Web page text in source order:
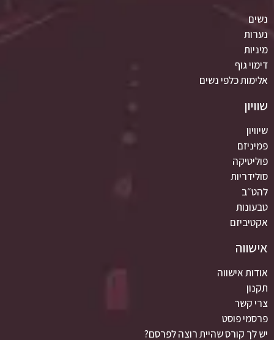
נשים
נערות
מיניות
דימוי גוף
אלימות כלפי נשים
שוויון
שיוויון
פמיניזם
פוליטיקה
סולידריות
להט״ב
טבעונות
אקטיביזם
אישווה
אודות אישווה
תקנון
צרי קשר
פרסמי פוסט
יש לך קורס שהיית רוצה לפרסם?